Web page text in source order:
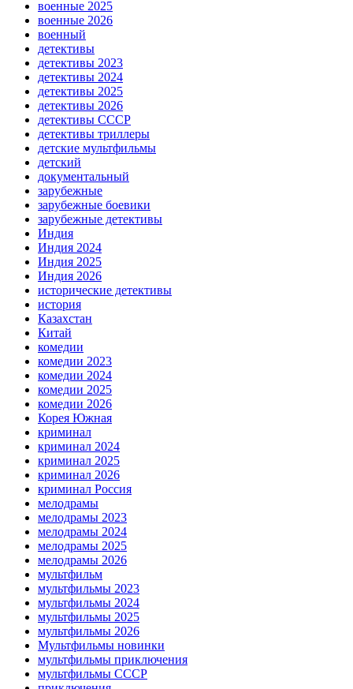
военные 2025
военные 2026
военный
детективы
детективы 2023
детективы 2024
детективы 2025
детективы 2026
детективы СССР
детективы триллеры
детские мультфильмы
детский
документальный
зарубежные
зарубежные боевики
зарубежные детективы
Индия
Индия 2024
Индия 2025
Индия 2026
исторические детективы
история
Казахстан
Китай
комедии
комедии 2023
комедии 2024
комедии 2025
комедии 2026
Корея Южная
криминал
криминал 2024
криминал 2025
криминал 2026
криминал Россия
мелодрамы
мелодрамы 2023
мелодрамы 2024
мелодрамы 2025
мелодрамы 2026
мультфильм
мультфильмы 2023
мультфильмы 2024
мультфильмы 2025
мультфильмы 2026
Мультфильмы новинки
мультфильмы приключения
мультфильмы СССР